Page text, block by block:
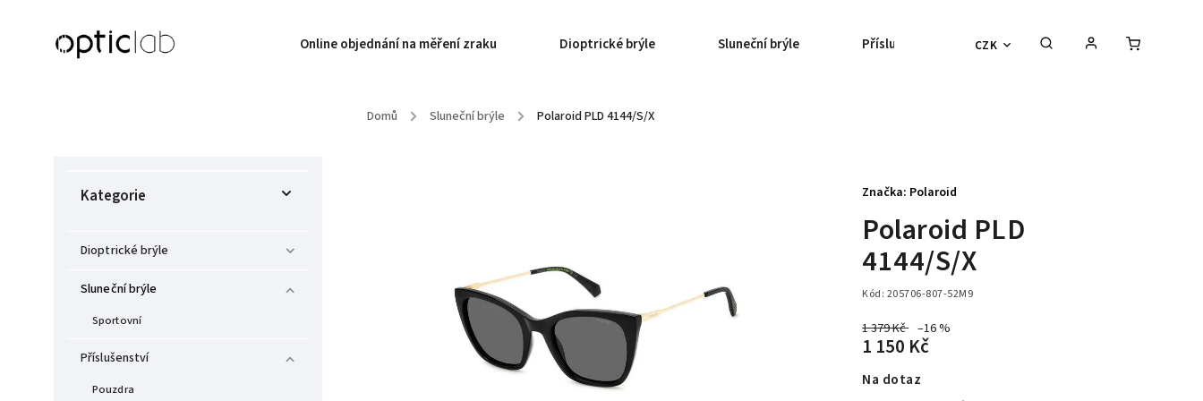
CZK
Online objednání na měření zraku Dioptrické brýle Sluneční brýle Příslušenství Kontaktní čočky
Domů / Sluneční brýle / Polaroid PLD 4144/S/X
Kategorie
Dioptrické brýle
Sluneční brýle
Sportovní
Příslušenství
Pouzdra
Polaroid PLD
4144/S/X
Kód: 205706-807-52M9
1 379 Kč –16 %
1 150 Kč
Na dotaz
Značka: Polaroid